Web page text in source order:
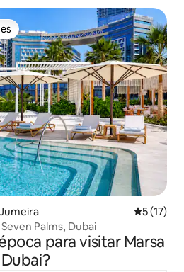
dos hóspedes
5 de uma
5 (17)
Palms, Dubai
para visitar Marsa
Dubai?